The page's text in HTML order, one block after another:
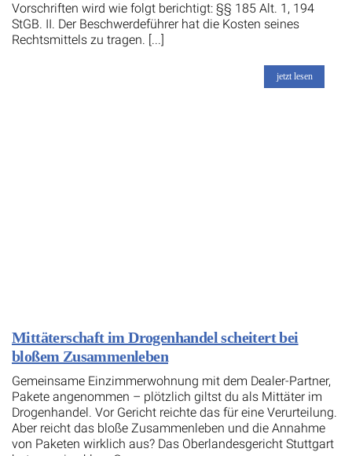
Vorschriften wird wie folgt berichtigt: §§ 185 Alt. 1, 194
StGB. II. Der Beschwerdeführer hat die Kosten seines
Rechtsmittels zu tragen. [...]
jetzt lesen
Mittäterschaft im Drogenhandel scheitert bei
bloßem Zusammenleben
Gemeinsame Einzimmerwohnung mit dem Dealer-Partner,
Pakete angenommen – plötzlich giltst du als Mittäter im
Drogenhandel. Vor Gericht reichte das für eine Verurteilung.
Aber reicht das bloße Zusammenleben und die Annahme
von Paketen wirklich aus? Das Oberlandesgericht Stuttgart